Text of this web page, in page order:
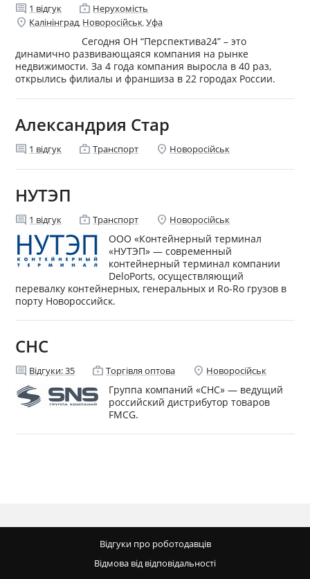
comment 1 відгук enterprise Нерухомість
location_on Калінінград, Новоросійськ,Уфа
Сегодня ОН “Перспектива24” – это
динамично развивающаяся компания на рынке
недвижимости. За 4 года компания выросла в 40 раз,
открылись филиалы и франшиза в 22 городах России.
Александрия Стар
comment 1 відгук enterprise Транспорт location_on Новоросійськ
НУТЭП
comment 1 відгук enterprise Транспорт location_on Новоросійськ
ООО «Контейнерный терминал
«НУТЭП» — современный
контейнерный терминал компании
DeloPorts, осуществляющий
перевалку контейнерных, генеральных и Ro-Ro грузов в
порту Новороссийск.
СНС
comment Відгуки:35 enterprise Торгівля оптова location_on Новоросійськ
Группа компаний «СНС» — ведущий
российский дистрибутор товаров
FMCG.
Відгуки про роботодавців
Відмова від відповідальності